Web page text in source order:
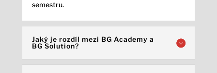
semestru.
Jaký je rozdíl mezi BG Academy a
BG Solution?